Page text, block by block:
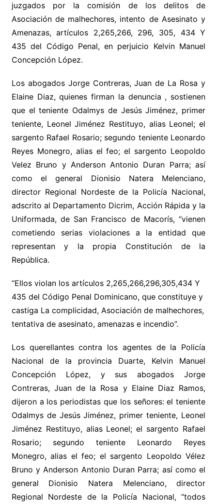
juzgados por la comisión de los delitos de
Asociación de malhechores, intento de Asesinato y
Amenazas, artículos 2,265,266, 296, 305, 434 Y
435 del Código Penal, en perjuicio Kelvin Manuel
Concepción López.
Los abogados Jorge Contreras, Juan de La Rosa y
Elaine Diaz, quienes firman la denuncia , sostienen
que el teniente Odalmys de Jesús Jiménez, primer
teniente, Leonel Jiménez Restituyo, alias Leonel; el
sargento Rafael Rosario; segundo teniente Leonardo
Reyes Monegro, alias el feo; el sargento Leopoldo
Velez Bruno y Anderson Antonio Duran Parra; así
como el general Dionisio Natera Melenciano,
director Regional Nordeste de la Policía Nacional,
adscrito al Departamento Dicrim, Acción Rápida y la
Uniformada, de San Francisco de Macorís, “vienen
cometiendo serias violaciones a la entidad que
representan y la propia Constitución de la
República.
“Ellos violan los artículos 2,265,266,296,305,434 Y
435 del Código Penal Dominicano, que constituye y
castiga La complicidad, Asociación de malhechores,
tentativa de asesinato, amenazas e incendio”.
Los querellantes contra los agentes de la Policía
Nacional de la provincia Duarte, Kelvin Manuel
Concepción López, y sus abogados Jorge
Contreras, Juan de la Rosa y Elaine Diaz Ramos,
dijeron a los periodistas que los señores: el teniente
Odalmys de Jesús Jiménez, primer teniente, Leonel
Jiménez Restituyo, alias Leonel; el sargento Rafael
Rosario; segundo teniente Leonardo Reyes
Monegro, alias el feo; el sargento Leopoldo Vélez
Bruno y Anderson Antonio Duran Parra; así como el
general Dionisio Natera Melenciano, director
Regional Nordeste de la Policía Nacional, “todos